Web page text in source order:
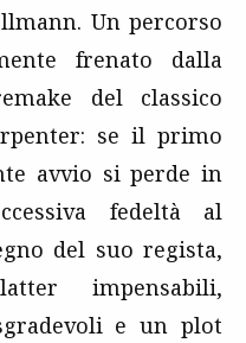
Un percorso
frenato dalla
del classico
se il primo
avvio si perde in
fedeltà al
del suo regista,
impensabili,
e un plot